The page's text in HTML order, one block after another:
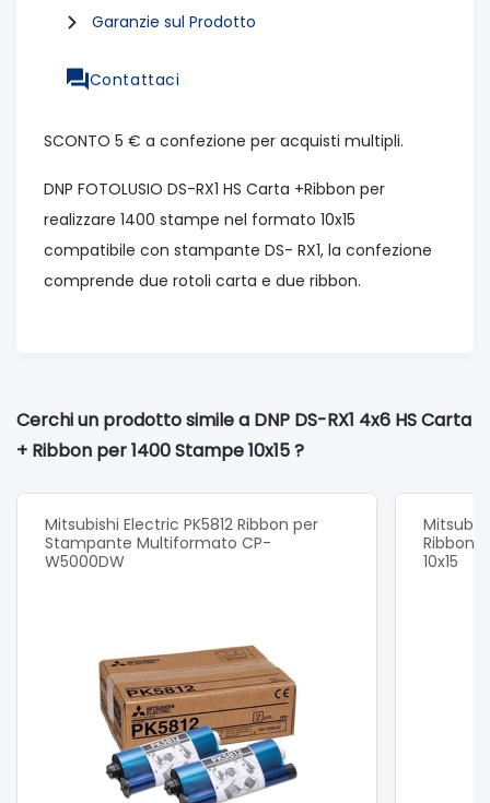
Garanzie sul Prodotto
Contattaci
SCONTO 5 € a confezione per acquisti multipli.
DNP FOTOLUSIO DS-RX1 HS Carta +Ribbon per
realizzare 1400 stampe nel formato 10x15
compatibile con stampante DS- RX1, la confezione
comprende due rotoli carta e due ribbon.
Cerchi un prodotto simile a DNP DS-RX1 4x6 HS Carta
+ Ribbon per 1400 Stampe 10x15 ?
Mitsubishi Electric PK5812 Ribbon per
Stampante Multiformato CP-
W5000DW
Ribbon
10x15